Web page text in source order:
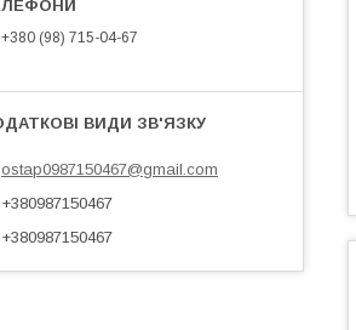
+380 (98) 715-04-67
ostap0987150467@gmail.com
+380987150467
+380987150467